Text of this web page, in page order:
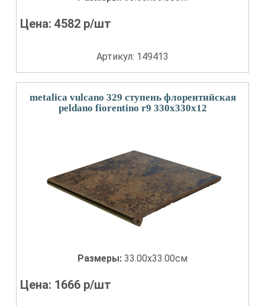
Цена:4582 р/шт
Артикул: 149413
metalica vulcano 329 ступень флорентийская
peldano fiorentino r9 330x330x12
Размеры: 33.00x33.00см
Цена: 1666 р/шт